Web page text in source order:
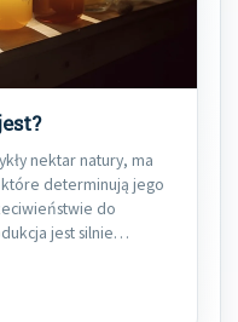
nektar natury, ma
determinują jego
do
jest silnie